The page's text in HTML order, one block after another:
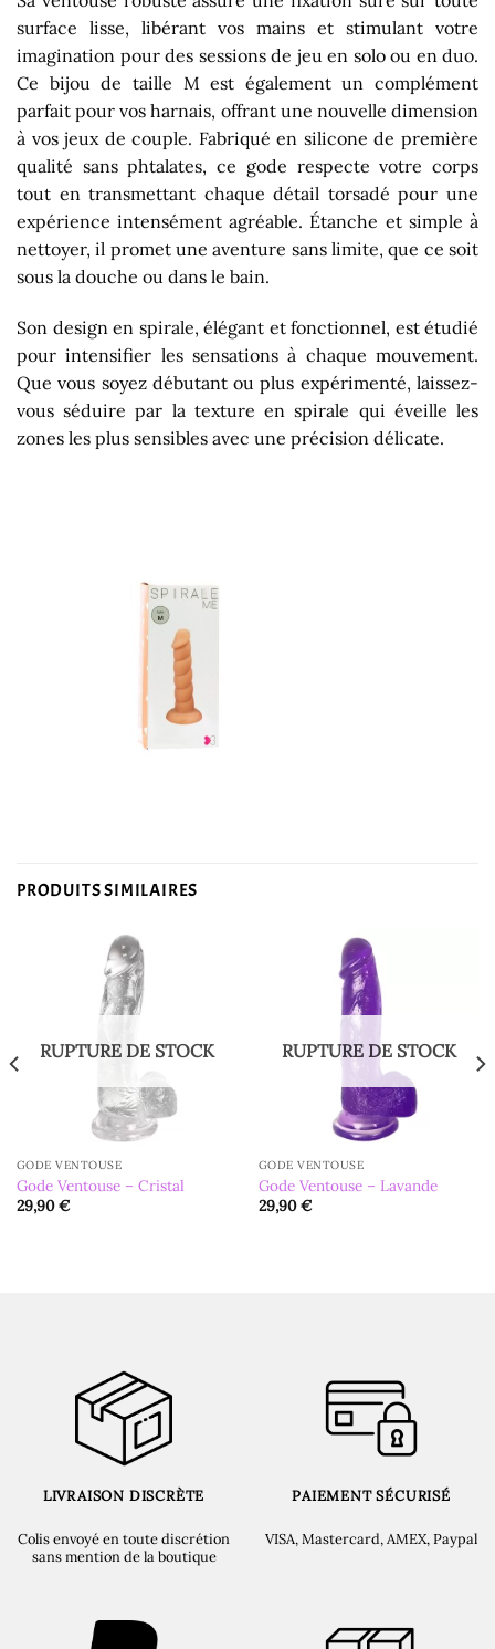
surface lisse, libérant vos mains et stimulant votre
imagination pour des sessions de jeu en solo ou en duo.
Ce bijou de taille M est également un complément
parfait pour vos harnais, offrant une nouvelle dimension
à vos jeux de couple. Fabriqué en silicone de première
qualité sans phtalates, ce gode respecte votre corps
tout en transmettant chaque détail torsadé pour une
expérience intensément agréable. Étanche et simple à
nettoyer, il promet une aventure sans limite, que ce soit
sous la douche ou dans le bain.
Son design en spirale, élégant et fonctionnel, est étudié
pour intensifier les sensations à chaque mouvement.
Que vous soyez débutant ou plus expérimenté, laissez-
vous séduire par la texture en spirale qui éveille les
zones les plus sensibles avec une précision délicate.
PRODUITS SIMILAIRES
RUPTURE DE STOCK
GODE VENTOUSE
Gode Ventouse – Cristal
29,90€
RUPTURE DE STOCK
GODE VENTOUSE
Gode Ventouse – Lavande
29,90€
LIVRAISON DISCRÈTE
Colis envoyé en toute discrétion
sans mention de la boutique
PAIEMENT SÉCURISÉ
VISA, Mastercard, AMEX, Paypal